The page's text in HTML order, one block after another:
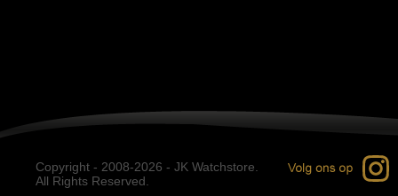
Copyright - 2008-2026 - JK Watchstore.
All Rights Reserved.